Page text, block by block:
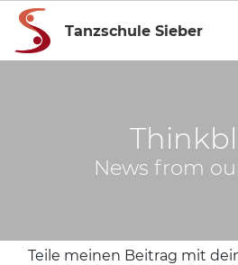
Tanzschule Sieber
News from
Teile meinen Beitrag mit